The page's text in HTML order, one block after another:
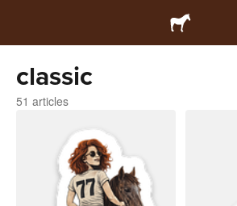
classic
51 articles